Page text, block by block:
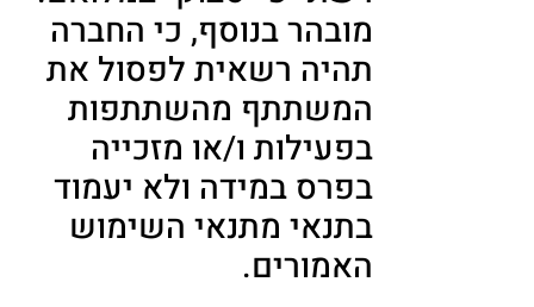
מובהר בנוסף, כי החברה
תהיה רשאית לפסול את
המשתתף מהשתתפות
בפעילות ו/או מזכייה
בפרס במידה ולא יעמוד
בתנאי מתנאי השימוש
האמורים.